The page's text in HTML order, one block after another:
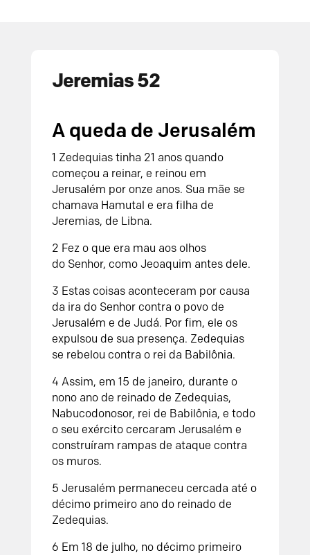
Jeremias 52
A queda de Jerusalém
1 Zedequias tinha 21 anos quando
começou a reinar, e reinou em
Jerusalém por onze anos. Sua mãe se
chamava Hamutal e era filha de
Jeremias, de Libna.
2 Fez o que era mau aos olhos
do Senhor, como Jeoaquim antes dele.
3 Estas coisas aconteceram por causa
da ira do Senhorcontra o povo de
Jerusalém e de Judá. Por fim, ele os
expulsou de sua presença. Zedequias
se rebelou contra o rei da Babilônia.
4 Assim, em 15 de janeiro, durante o
nono ano de reinado de Zedequias,
Nabucodonosor, rei de Babilônia, e todo
o seu exército cercaram Jerusalém e
construíram rampas de ataque contra
os muros.
5 Jerusalém permaneceu cercada até o
décimo primeiro ano do reinado de
Zedequias.
6 Em 18 de julho, no décimo primeiro